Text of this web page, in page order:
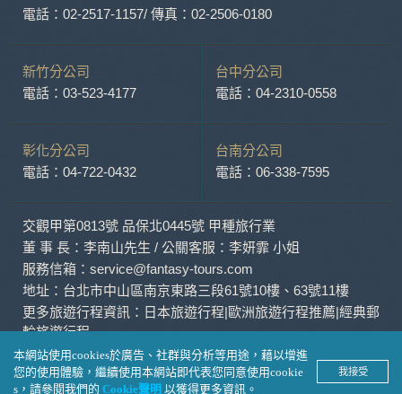
人之資料。
的個人資料揭露予第三人或使用於蒐集目的以外之其他用途。
在您於本網站註冊帳號、使用本網站相關產品、服務、活動或
贈獎時，本網站會收集您的個人識別資料，本網站也可以從商
業夥伴處取得個人資料。
當客戶在本網站註冊時，我們會取得您的姓名、電話、住址、
當您註冊成功，並登入使用我們的服務後，我們即取得您的資
料。註冊時，本網站取得您的姓名、電話、住址、身份證字
其他除了上述，會保留您在上網瀏覽或查詢時，伺服器自行產
生的相關記錄，包括您使用連線設備的 IP 位址、使用時間、使
用的瀏覽器、瀏覽及點選資料紀錄等。本網站會對個別連線者
的瀏覽器予以標示，歸納使用者瀏覽器在本網站內部所瀏覽的
網頁，除非您願意告知您的個人資料，否則本網站不會也無法
將此項記錄和您對應。請您注意，在本網站網刊登廣告之廠
商，或與連結本網站，也可能蒐集您個人的資料。對於您主動
提供的個人資訊，這些廣告廠商、或連結網站有其個別的私權
保護政策，其資料處理措施不適用本網站隱私權保護政策，本
公司不負任何連帶責任。
交觀甲第0813號 品保北0445號 甲種旅行業
董 事 長：李南山先生 / 公關客服：李妍霏 小姐
服務信箱：service@fantasy-tours.com
地址：台北市中山區南京東路三段61號10樓、63號11樓
更多旅遊行程資訊： 日本旅遊行程|歐洲旅遊行程推薦|經典郵
輪旅遊行程
電話：02-2517-1157/ 傳真：02-2506-0180
新竹分公司
電話：03-523-4177
台中分公司
電話：04-2310-0558
彰化分公司
電話：04-722-0432
台南分公司
電話：06-338-7595
© Fantasy Travel Service Co., Ltd.
本網站使用cookies於廣告、社群與分析等用途，藉以增進
您的使用體驗，繼續使用本網站即代表您同意使用cookie
s，請參閱我們的 Cookie聲明 以獲得更多資訊。
我接受